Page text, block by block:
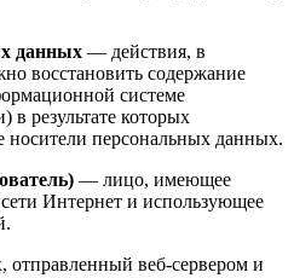
данных — действия, в
восстановить содержание
системе
результате которых
носители персональных данных.
— лицо, имеющее
Интернет и использующее
веб-сервером и